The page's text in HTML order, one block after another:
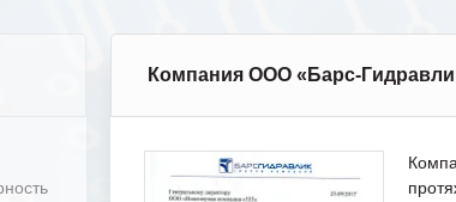
Компания ООО «Барс-